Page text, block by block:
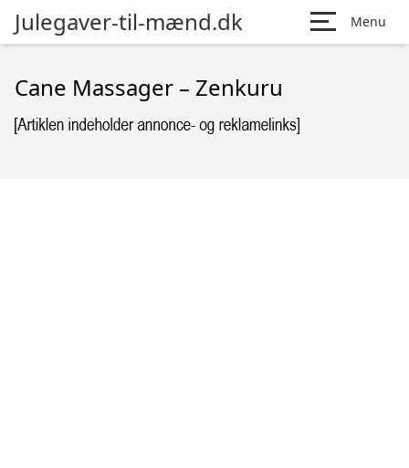
Julegaver-til-mænd.dk Menu
Cane Massager – Zenkuru